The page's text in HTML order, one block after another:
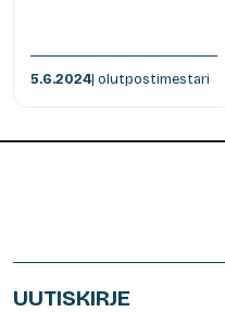
5.6.2024| olutpostimestari
UUTISKIRJE